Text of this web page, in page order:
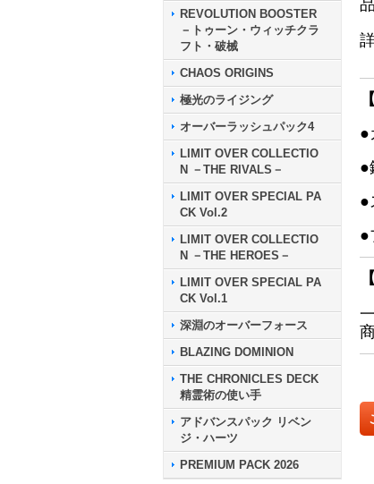
REVOLUTION BOOSTER
－トゥーン・ウィッチクラ
フト・破械
CHAOS ORIGINS
極光のライジング
オーバーラッシュパック4
LIMIT OVER COLLECTIO
N －THE RIVALS－
LIMIT OVER SPECIAL PA
CK Vol.2
LIMIT OVER COLLECTIO
N －THE HEROES－
LIMIT OVER SPECIAL PA
CK Vol.1
深淵のオーバーフォース
BLAZING DOMINION
THE CHRONICLES DECK
精霊術の使い手
アドバンスパック リベン
ジ・ハーツ
PREMIUM PACK 2026
●
●
●
●